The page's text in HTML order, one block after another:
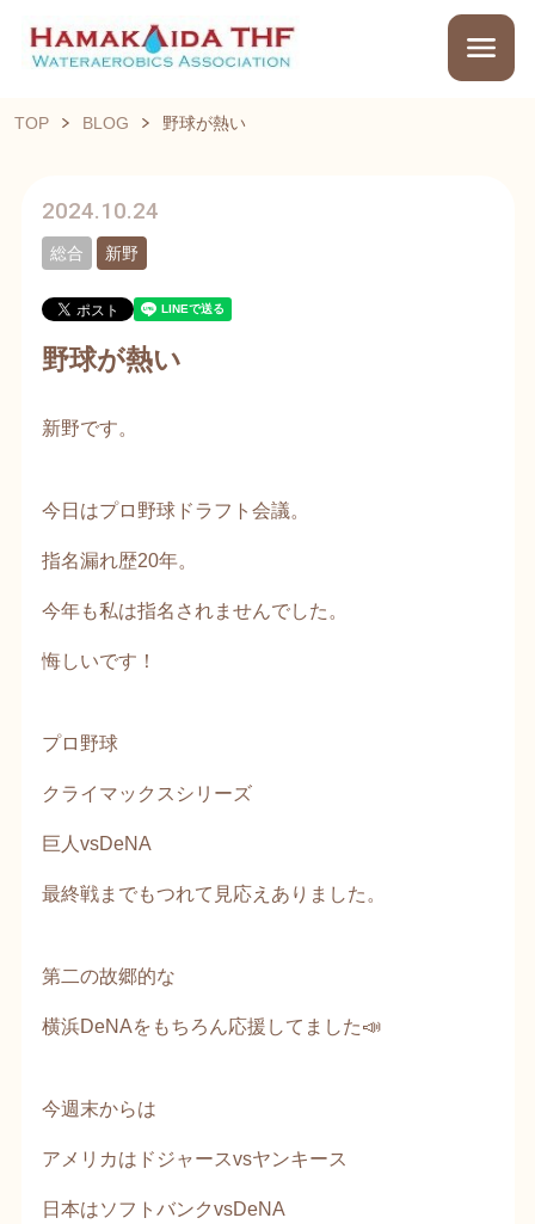
TOP BLOG 野球が熱い
2024.10.24
総合 新野
野球が熱い
新野です。
今日はプロ野球ドラフト会議。
指名漏れ歴20年。
今年も私は指名されませんでした。
悔しいです！
プロ野球
クライマックスシリーズ
巨人vsDeNA
最終戦までもつれて見応えありました。
第二の故郷的な
横浜DeNAをもちろん応援してました📣
今週末からは
アメリカはドジャースvsヤンキース
日本はソフトバンクvsDeNA